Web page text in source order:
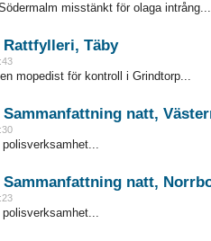
misstänkt för olaga intrång...
Rattfylleri, Täby
mopedist för kontroll i Grindtorp...
Sammanfattning natt,
Sammanfattning natt,